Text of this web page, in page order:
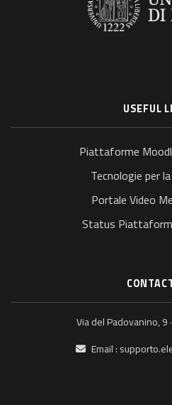
USEFUL
Piattaforme
Tecnologie per
Portale Video
Status
Via del Padovanino,
Email :